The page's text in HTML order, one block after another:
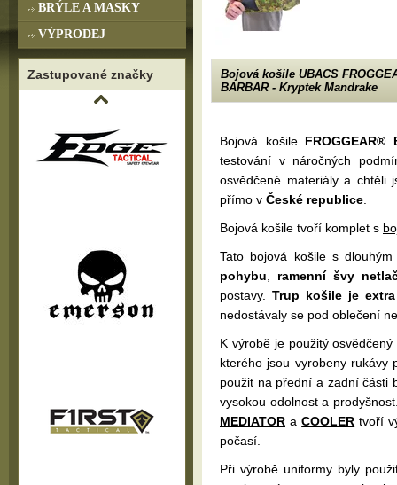
Bojová košile UBACS
BARBAR - Kryptek Mandrake
Bojová košile FROGGEAR®
testování v náročných
osvědčené materiály a chtěli
přímo v České republice
Bojová košile tvoří komplet s
Tato bojová košile s
pohybu
ramenní švy
postavy. Trup košile je
nedostávaly se pod oblečení
K výrobě je použitý
kterého jsou vyrobeny
použit na přední a zadní části
vysokou odolnost a
MEDIATOR aCOOLER tvoří
počasí.
Při výrobě uniformy byly
BRÝLE A MASKY
VÝPRODEJ
Zastupované značky